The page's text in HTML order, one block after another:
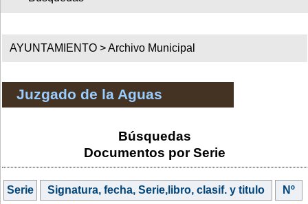
AYUNTAMIENTO >Archivo Municipal
Juzgado de la Aguas
Búsquedas
Documentos por Serie
Serie Signatura, fecha, Serie,libro, clasif. y titulo
Nº